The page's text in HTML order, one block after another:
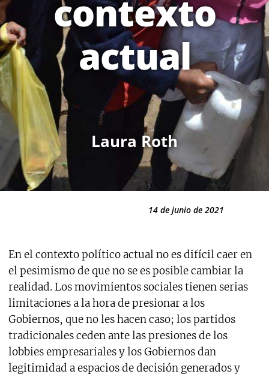
contexto
actual
Laura Roth
14 de junio de 2021
En el contexto político actual no es difícil caer en
el pesimismo de que no se es posible cambiar la
realidad. Los movimientos sociales tienen serias
limitaciones a la hora de presionar a los
Gobiernos, que no les hacen caso; los partidos
tradicionales ceden ante las presiones de los
lobbies empresariales y los Gobiernos dan
legitimidad a espacios de decisión generados y